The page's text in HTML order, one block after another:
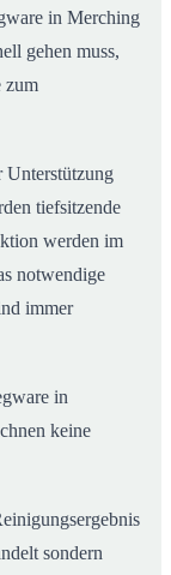
in Merching
gehen muss,
zum
Unterstützung
tiefsitzende
werden im
notwendige
immer
in
keine
sondern